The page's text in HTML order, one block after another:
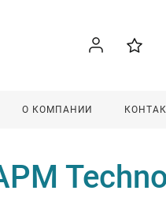
О КОМПАНИИ